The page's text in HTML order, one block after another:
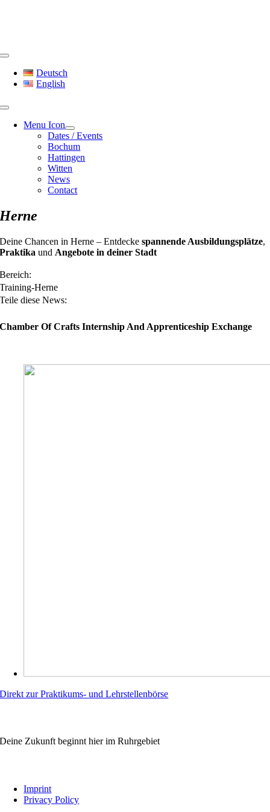
Toggle
NavigationDeutsch
English
Menu Icon
Dates / Events
Bochum
Hattingen
Witten
News
Contact
Herne
Deine Chancen in Herne – Entdeckespannende Ausbildungsplätze,
Praktikaund Angebote in deiner Stadt
Bereich:
Training-Herne
Teile diese News:
Chamber Of Crafts Internship And Apprenticeship Exchange
Direkt zur Praktikums- und Lehrstellenbörse
Deine Zukunft beginnt hier im Ruhrgebiet
Imprint
Privacy Policy